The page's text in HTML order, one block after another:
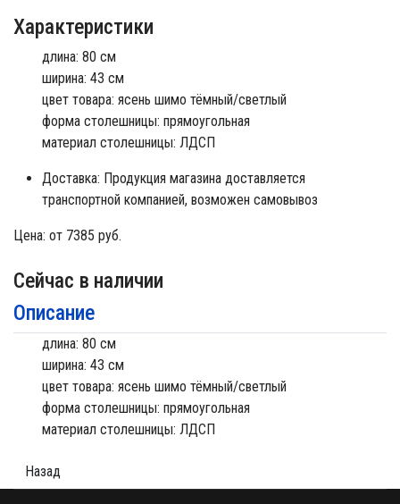
Характеристики
длина: 80 см
ширина: 43 см
цвет товара: ясень шимо тёмный/светлый
форма столешницы: прямоугольная
материал столешницы: ЛДСП
Доставка: Продукция магазина доставляется
транспортной компанией, возможен самовывоз
Цена: от 7385 руб.
Сейчас в наличии
Описание
длина: 80 см
ширина: 43 см
цвет товара: ясень шимо тёмный/светлый
форма столешницы: прямоугольная
материал столешницы: ЛДСП